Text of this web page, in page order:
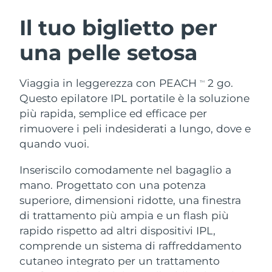
Il tuo biglietto per
una pelle setosa
Viaggia in leggerezza con PEACHTM
2 go.
Questo epilatore IPL portatile è la soluzione
più rapida, semplice ed efficace per
rimuovere i peli indesiderati a lungo, dove e
quando vuoi.
Inseriscilo comodamente nel bagaglio a
mano. Progettato con una potenza
superiore, dimensioni ridotte, una finestra
di trattamento più ampia e un flash più
rapido rispetto ad altri dispositivi IPL,
comprende un sistema di raffreddamento
cutaneo integrato per un trattamento
LUNA™ 4 pacchetto
Anti-aging massage
Massage, LED heating
LUNA™ 4 Men
For men, anti-aging massage
BEAR™ 2 pacchetto
Microcurrent toning
Microcurrent toning on-the-go
BEAR™ 2 eyes & lips
Microcurrent line smoothing device
Idratazione
UFO™ 3 pacchetto
Deep facial hydration
UFO™ 3 LED
Near-infrared and red light therapy
device
issa™ 4
Hybrid silicone sonic toothbrush
issa™ 4 plus
Smart hybrid silicone sonic toothbrush
TRATTAMENTI ANTI-AGE FAQ™
Anti-age Trattamenti LED
NEW
Austria Consegna stimata
Bahrein Consegna stimata
Belgio
Bermuda Consegna stimata8/15/26
Bosnia ed
Erzegovina
Brunei Consegna stimata 8/14/26
Bulgaria Consegna stimata8/9/26
Canada Consegna stimata
Cile Consegna stimata